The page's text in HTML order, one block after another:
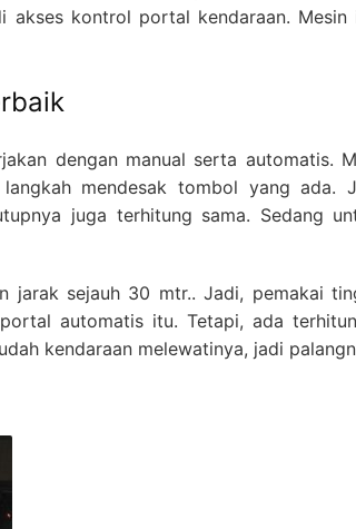
akses kontrol portal kendaraan.
dengan manual serta automatis.
mendesak tombol yang ada.
juga terhitung sama. Sedang
jarak sejauh 30 mtr.. Jadi, pemakai
automatis itu. Tetapi, ada
kendaraan melewatinya, jadi